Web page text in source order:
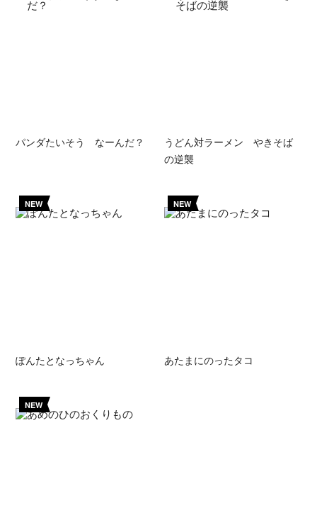
パンダたいそう なーんだ？
うどん対ラーメン やきそば
の逆襲
NEW
ぽんたとなっちゃん
NEW
あたまにのったタコ
NEW